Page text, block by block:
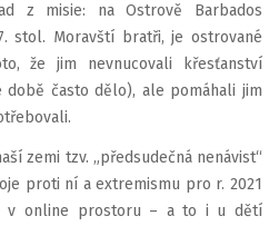
z misie: na Ostrově Barbados
stol. Moravští bratři, je ostrované
že jim nevnucovali křesťanství
často dělo), ale pomáhali jim
zemi tzv. „předsudečná nenávist“
proti ní a extremismu pro r. 2021
v online prostoru – a to i u dětí